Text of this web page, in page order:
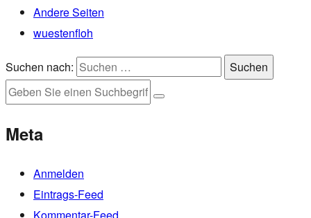
Andere Seiten
wuestenfloh
Suchen nach: Suchen
Meta
Anmelden
Eintrags-Feed
Kommentar-Feed